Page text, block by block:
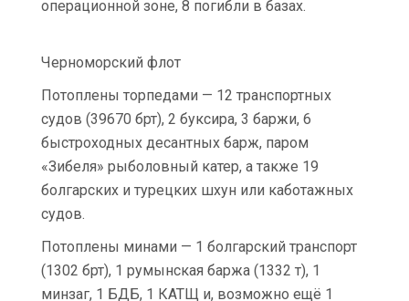
операционной зоне, 8 погибли в базах.
Черноморский флот
Потоплены торпедами — 12 транспортных
судов (39670 брт), 2 буксира, 3 баржи, 6
быстроходных десантных барж, паром
«Зибеля» рыболовный катер, а также 19
болгарских и турецких шхун или каботажных
судов.
Потоплены минами — 1 болгарский транспорт
(1302 брт), 1 румынская баржа (1332 т), 1
минзаг, 1 БДБ, 1 КАТЩ и, возможно ещё 1